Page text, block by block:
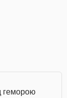
геморою